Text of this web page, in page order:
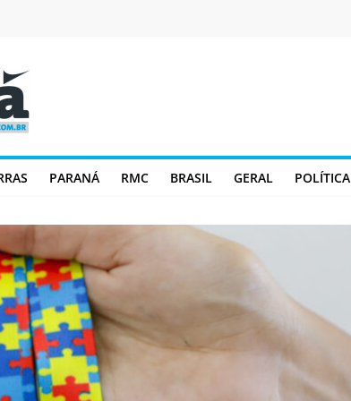
PARANÁ RMC BRASIL GERAL POLÍTICA